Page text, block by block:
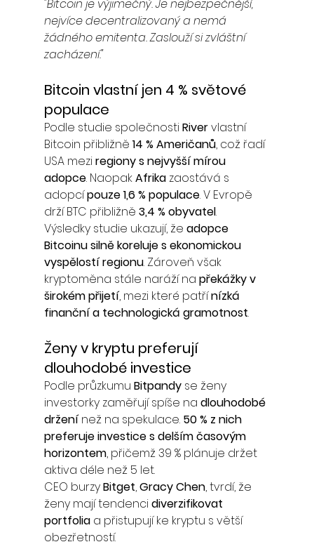
"Bitcoin je výjimečný. Je nejbezpečnější,
nejvíce decentralizovaný a nemá
žádného emitenta. Zaslouží si zvláštní
zacházení."
Bitcoin vlastní jen 4 % světové
populace
Podle studie společnosti River vlastní
Bitcoin přibližně 14 % Američanů, což řadí
USA mezi regiony s nejvyšší mírou
adopce. Naopak Afrika zaostává s
adopcí pouze 1,6 % populace. V Evropě
drží BTC přibližně 3,4 % obyvatel.
Výsledky studie ukazují, že adopce
Bitcoinu silně koreluje s ekonomickou
vyspělostí regionu. Zároveň však
kryptoměna stále naráží na překážky v
širokém přijetí, mezi které patří nízká
finanční a technologická gramotnost.
Ženy v kryptu preferují
dlouhodobé investice
Podle průzkumu Bitpandy se ženy
investorky zaměřují spíše na dlouhodobé
držení než na spekulace. 50 % z nich
preferuje investice s delším časovým
horizontem, přičemž 39 % plánuje držet
aktiva déle než 5 let.
CEO burzy Bitget, Gracy Chen, tvrdí, že
ženy mají tendenci diverzifikovat
portfolia a přistupují ke kryptu s větší
obezřetností.